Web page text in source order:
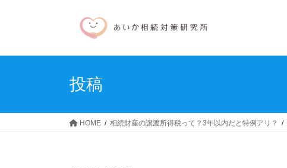
投稿
HOME 相続財産の譲渡所得税って？3年以内だと特例アリ？